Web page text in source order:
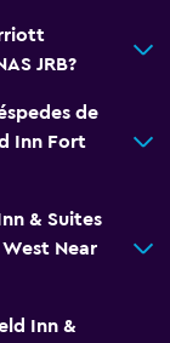
JRB?
de
Inn Fort
& Suites
Near
Inn &